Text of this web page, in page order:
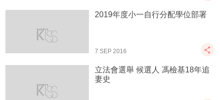
2019年度小一自行分配學位部署
7 SEP 2016
立法會選舉 候選人 馮檢基18年追
妻史